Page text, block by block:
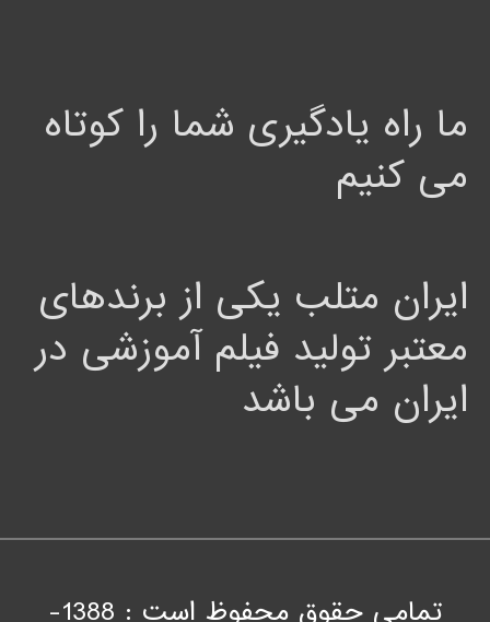
ما راه یادگیری شما را کوتاه
می کنیم
ایران متلب یکی از برندهای
معتبر تولید فیلم آموزشی در
ایران می باشد
تمامی حقوق محفوظ است : 1388-